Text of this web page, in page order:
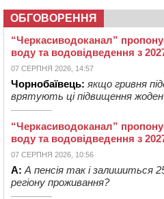
ОБГОВОРЕННЯ
“Черкасиводоканал”
воду та водовідведення з
07 СЕРПНЯ 2026, 14:57
Чорнобаївець: якщо гривня
врятують ці підвищення
“Черкасиводоканал”
воду та водовідведення з
07 СЕРПНЯ 2026, 10:56
А: А пенсія так і залишиться
регіону проживання?